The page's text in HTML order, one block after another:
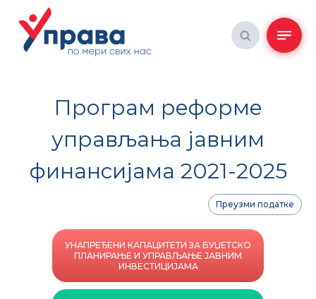
Програм реформе
управљања јавним
финансијама 2021-2025
Преузми податке
УНАПРЕЂЕНИ КАПАЦИТЕТИ ЗА БУЏЕТСКО
ПЛАНИРАЊЕ И УПРАВЉАЊЕ ЈАВНИМ
ИНВЕСТИЦИЈАМА